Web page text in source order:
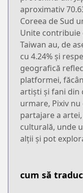
aproximativ
Coreea de Sud
Unite contribuie
Taiwan au, de
cu 4.24% și
geografică
platformei,
artiști și fani din
urmare, Pixiv
partajare a
culturală, unde
alții și pot
cum să